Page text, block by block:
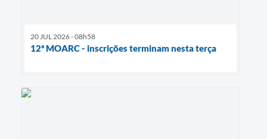
20 JUL 2026 - 08h58
12ª MOARC - inscrições terminam nesta terça